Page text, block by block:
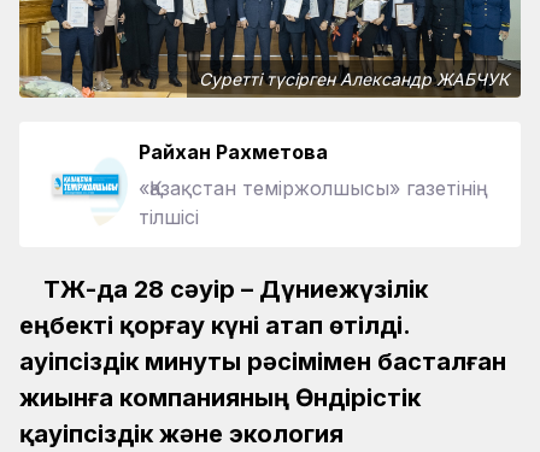
Суретті түсірген Александр ЖАБЧУК
Райхан Рахметова
«Қазақстан теміржолшысы» газетінің
тілшісі
ҚТЖ-да 28 сәуір – Дүниежүзілік
еңбекті қорғау күні атап өтілді.
Қауіпсіздік минуты рәсімімен басталған
жиынға компанияның Өндірістік
қауіпсіздік және экология